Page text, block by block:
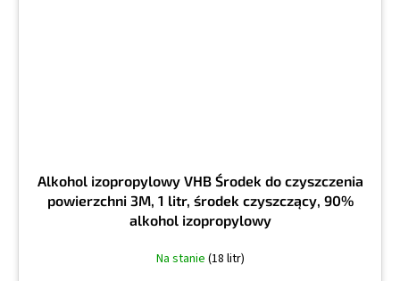
Alkohol izopropylowy VHB Środek do czyszczenia
powierzchni 3M, 1 litr, środek czyszczący, 90%
alkohol izopropylowy
Na stanie (18 litr)